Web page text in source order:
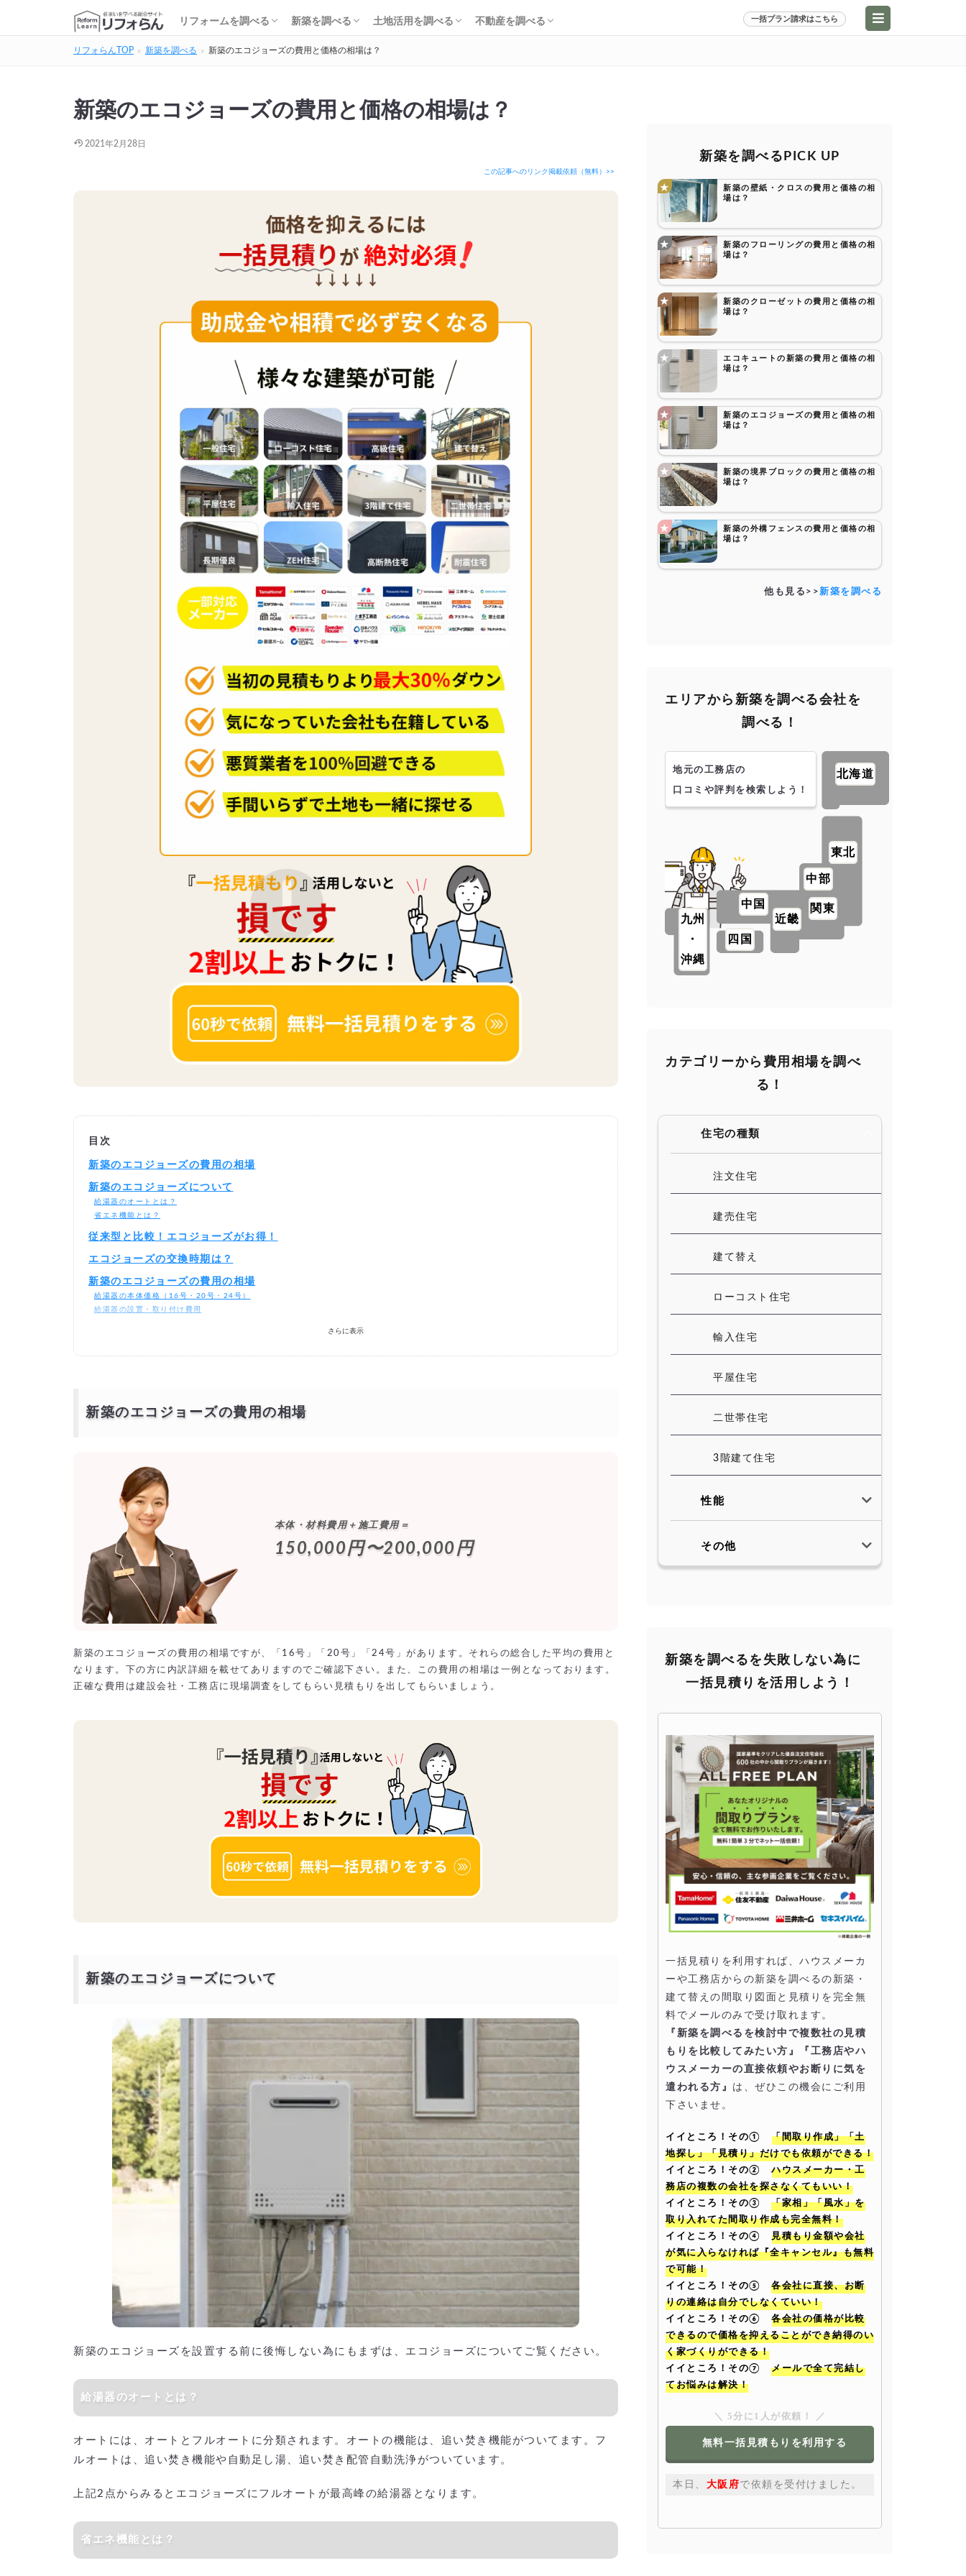
リフォームを調べる
基礎知識・費用を調べる
リフォーム会社を調べる
リフォームローンを調べる
保険・補助金を調べる
新築を調べる
基礎知識・費用を調べる
建築会社・工務店を調べる
家の解体を調べる
土地購入を調べる
住宅ローンを調べる
土地活用を調べる 不動産を調べる 一括プラン請求はこちら
リフォらんTOP 新築を調べる 新築のエコジョーズの費用と価格の相場は？
新築のエコジョーズの費用と価格の相場は？
2021年2月28日
この記事へのリンク掲載依頼（無料）>>
目次
新築のエコジョーズの費用の相場
新築のエコジョーズについて
給湯器のオートとは？
省エネ機能とは？
従来型と比較！エコジョーズがお得！
エコジョーズの交換時期は？
新築のエコジョーズの費用の相場
給湯器の本体価格（16号・20号・24号）
給湯器の設置・取り付け費用
さらに表示
新築のエコジョーズの費用の相場
本体・材料費用＋施工費用＝
150,000円〜200,000円
新築のエコジョーズの費用の相場ですが、「16号」「20号」「24号」があります。それらの総合した平均の費用と
なります。下の方に内訳詳細を載せてありますのでご確認下さい。また、この費用の相場は一例となっております。
正確な費用は建設会社・工務店に現場調査をしてもらい見積もりを出してもらいましょう。
新築のエコジョーズについて
新築のエコジョーズを設置する前に後悔しない為にもまずは、エコジョーズについてご覧ください。
給湯器のオートとは？
オートには、オートとフルオートに分類されます。オートの機能は、追い焚き機能がついてます。フ
ルオートは、追い焚き機能や自動足し湯、追い焚き配管自動洗浄がついています。
上記2点からみるとエコジョーズにフルオートが最高峰の給湯器となります。
省エネ機能とは？
新築を調べるPICK UP
新築の壁紙・クロスの費用と価格の相
場は？
新築のフローリングの費用と価格の相
場は？
新築のクローゼットの費用と価格の相
場は？
エコキュートの新築の費用と価格の相
場は？
新築のエコジョーズの費用と価格の相
場は？
新築の境界ブロックの費用と価格の相
場は？
新築の外構フェンスの費用と価格の相
場は？
他も見る>>新築を調べる
エリアから新築を調べる会社を
調べる！
北海道
東北
関東
中部
近畿
中国
四国
九州
・
沖縄
地元の工務店の
口コミや評判を検索しよう！
カテゴリーから費用相場を調べ
る！
住宅の種類
注文住宅
建売住宅
建て替え
ローコスト住宅
輸入住宅
平屋住宅
二世帯住宅
3階建て住宅
性能
その他
新築を調べるを失敗しない為に
一括見積りを活用しよう！
一括見積りを利用すれば、ハウスメーカ
ーや工務店からの新築を調べるの新築・
建て替えの間取り図面と見積りを完全無
料でメールのみで受け取れます。
『新築を調べるを検討中で複数社の見積
もりを比較してみたい方』『工務店やハ
ウスメーカーの直接依頼やお断りに気を
遣われる方』 は、ぜひこの機会にご利用
下さいませ。
イイところ！その①
「間取り作成」「土
地探し」「見積り」だけでも依頼ができる！
イイところ！その②
ハウスメーカー・工
務店の複数の会社を探さなくてもいい！
イイところ！その③
「家相」「風水」を
取り入れてた間取り作成も完全無料！
イイところ！その④
見積もり金額や会社
が気に入らなければ『全キャンセル』も無料
で可能！
イイところ！その⑤
各会社に直接、お断
りの連絡は自分でしなくていい！
イイところ！その⑥
各会社の価格が比較
できるので価格を抑えることができ納得のい
く家づくりができる！
イイところ！その⑦
メールで全て完結し
てお悩みは解決！
＼ 5分に1人が依頼！ ／
無料一括見積もりを利用する
本日、 大阪府で依頼を受付けました。
基礎知識・費用を調べる
リフォーム会社を調べる
リフォームローンを調べる
保険・補助金を調べる 基礎知識・費用を調べる
建築会社・工務店を調べる
家の解体を調べる
土地購入を調べる
住宅ローンを調べる基礎知識を調べる
土地活用会社を調べる
利回り・初期費用を調べる不動産売却を調べる
不動産購入を調べる
不動産投資を調べる